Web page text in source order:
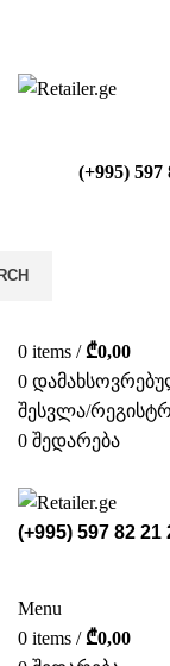
(+995) 597
0 items / ₾0,00
0
შესვლა/
0 შედარება
(+995) 597 82 21
Menu
0 items / ₾0,00